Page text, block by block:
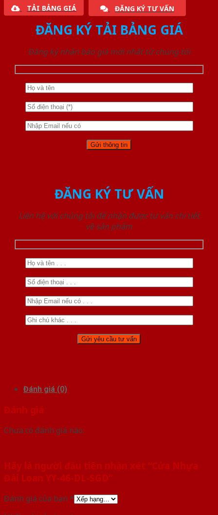
TẢI BẢNG GIÁ ĐĂNG KÝ TƯ VẤN
ĐĂNG KÝ TẢI BẢNG GIÁ
Đăng ký nhận báo giá mới nhất từ chúng tôi
ĐĂNG KÝ TƯ VẤN
Liên hệ với chúng tôi để nhận được tư vấn chi tiết
về sản phẩm
Đánh giá (0)
Đánh giá
Chưa có đánh giá nào.
Hãy là người đầu tiên nhận xét “Cửa Nhựa
Đài Loan YY-46-DL-SGD”
Đánh giá của bạn *